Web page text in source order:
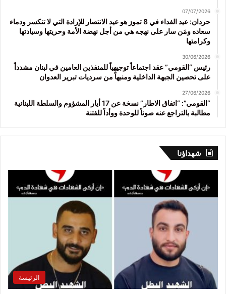
07/07/2026
حردان: عيد الفداء في 8 تموز هو عيد الانتصار للإرادة التي لا تنكسر ودماء
سعاده ومَن سار على نهجه هي من أجل نهضة الأمة وحريتها وسيادتها
وكرامتها
30/06/2026
رئيس “القومي” عقد اجتماعاً توجيهياً للمنفذين العامين في لبنان مشدداً
على تحصين الجبهة الداخلية ومنبهاً من سرديات تبرير العدوان
27/06/2026
“القومي”: “اتفاق الاطار” نسخة عن 17 أيار المشؤوم والسلطة اللبنانية
مطالبة بالتراجع عنه صوناً للوحدة ووأداً للفتنة
شهداؤنا
الرئيسة